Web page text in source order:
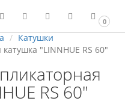
0
Катушки
"LINNHUE RS 60"
RS 60"